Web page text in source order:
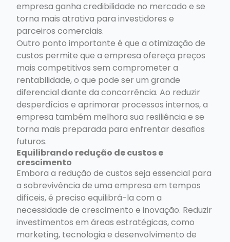
empresa ganha credibilidade no mercado e se
torna mais atrativa para investidores e
parceiros comerciais.
Outro ponto importante é que a otimização de
custos permite que a empresa ofereça preços
mais competitivos sem comprometer a
rentabilidade, o que pode ser um grande
diferencial diante da concorrência. Ao reduzir
desperdícios e aprimorar processos internos, a
empresa também melhora sua resiliência e se
torna mais preparada para enfrentar desafios
futuros.
Equilibrando redução de custos e
crescimento
Embora a redução de custos seja essencial para
a sobrevivência de uma empresa em tempos
difíceis, é preciso equilibrá-la com a
necessidade de crescimento e inovação. Reduzir
investimentos em áreas estratégicas, como
marketing, tecnologia e desenvolvimento de